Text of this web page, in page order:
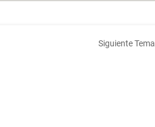
Siguiente Tema